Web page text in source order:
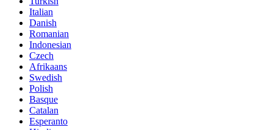
Italian
Danish
Romanian
Indonesian
Czech
Afrikaans
Swedish
Polish
Basque
Catalan
Esperanto